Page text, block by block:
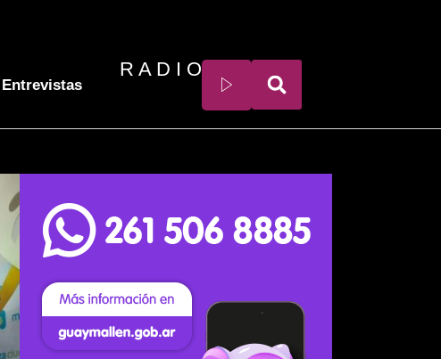
Entrevistas
R A D I O